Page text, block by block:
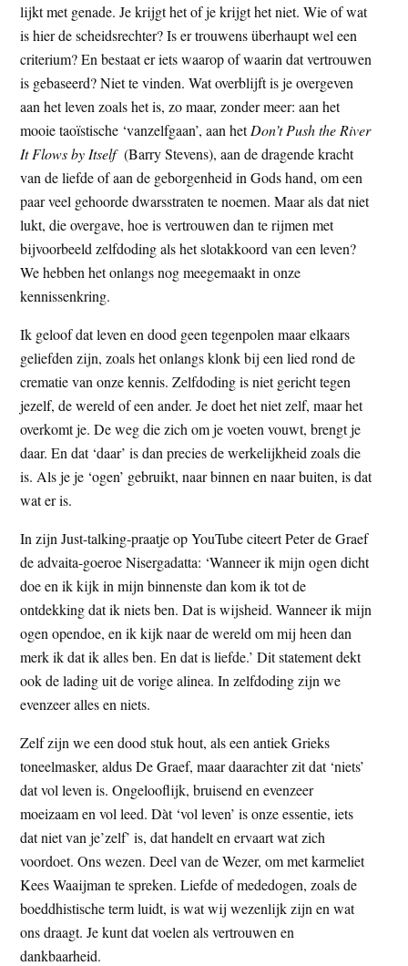
lijkt met genade. Je krijgt het of je krijgt het niet. Wie of wat
is hier de scheidsrechter? Is er trouwens überhaupt wel een
criterium? En bestaat er iets waarop of waarin dat vertrouwen
is gebaseerd? Niet te vinden. Wat overblijft is je overgeven
aan het leven zoals het is, zo maar, zonder meer: aan het
mooie taoïstische ‘vanzelfgaan’, aan hetDon’t Push the River
It Flows by Itself(Barry Stevens), aan de dragende kracht
van de liefde of aan de geborgenheid in Gods hand, om een
paar veel gehoorde dwarsstraten te noemen. Maar als dat niet
lukt, die overgave, hoe is vertrouwen dan te rijmen met
bijvoorbeeld zelfdoding als het slotakkoord van een leven?
We hebben het onlangs nog meegemaakt in onze
kennissenkring.
Ik geloof dat leven en dood geen tegenpolen maar elkaars
geliefden zijn, zoals het onlangs klonk bij een lied rond de
crematie van onze kennis. Zelfdoding is niet gericht tegen
jezelf, de wereld of een ander. Je doet het niet zelf, maar het
overkomt je. De weg die zich om je voeten vouwt, brengt je
daar. En dat ‘daar’ is dan precies de werkelijkheid zoals die
is. Als je je ‘ogen’ gebruikt, naar binnen en naar buiten, is dat
wat er is.
In zijn Just-talking-praatje op YouTube citeert Peter de Graef
de advaita-goeroe Nisergadatta: ‘Wanneer ik mijn ogen dicht
doe en ik kijk in mijn binnenste dan kom ik tot de
ontdekking dat ik niets ben. Dat is wijsheid. Wanneer ik mijn
ogen opendoe, en ik kijk naar de wereld om mij heen dan
merk ik dat ik alles ben. En dat is liefde.’ Dit statement dekt
ook de lading uit de vorige alinea. In zelfdoding zijn we
evenzeer alles en niets.
Zelf zijn we een dood stuk hout, als een antiek Grieks
toneelmasker, aldus De Graef, maar daarachter zit dat ‘niets’
dat vol leven is. Ongelooflijk, bruisend en evenzeer
moeizaam en vol leed. Dàt ‘vol leven’ is onze essentie, iets
dat niet van je’zelf’ is, dat handelt en ervaart wat zich
voordoet. Ons wezen. Deel van de Wezer, om met karmeliet
Kees Waaijman te spreken. Liefde of mededogen, zoals de
boeddhistische term luidt, is wat wij wezenlijk zijn en wat
ons draagt. Je kunt dat voelen als vertrouwen en
dankbaarheid.